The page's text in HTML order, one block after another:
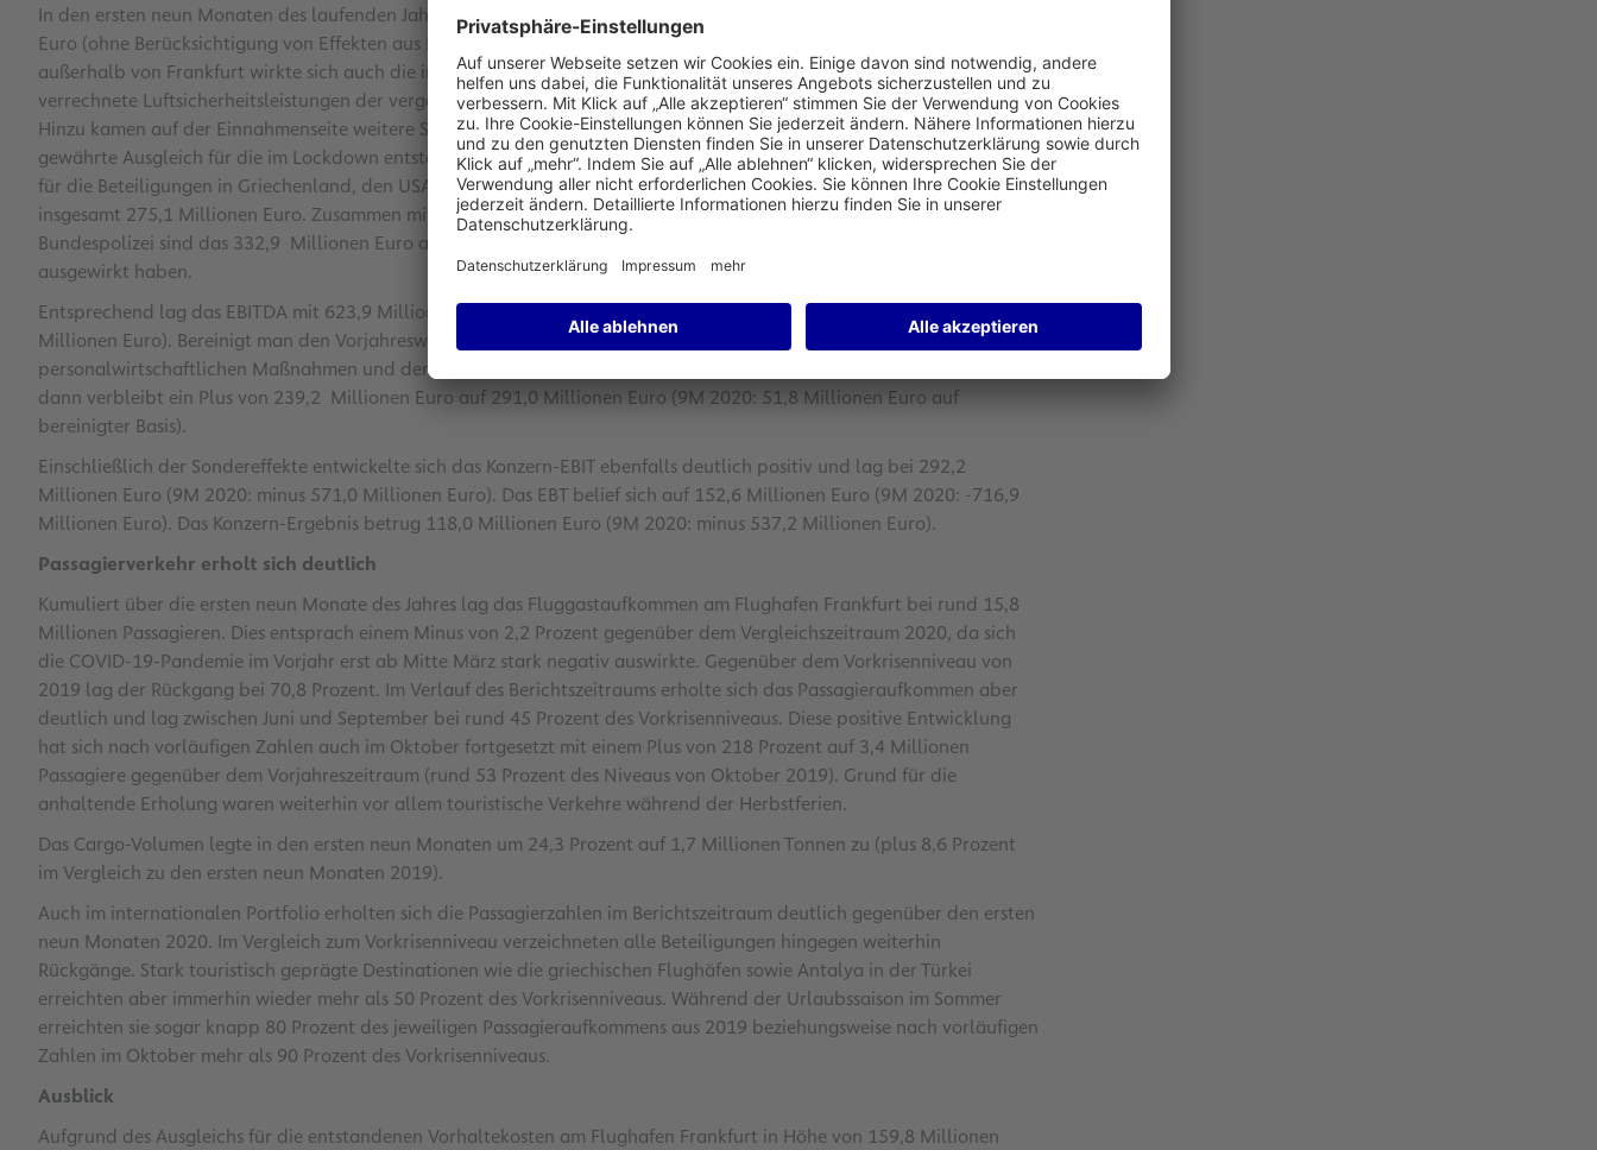
In den ersten neun Monaten des laufenden Jahres stieg der Konzern-Umsatz um 18,3 Prozent auf knapp 1,4 Milliarden
Euro (ohne Berücksichtigung von Effekten aus IFRIC 12). Neben dem Passagierplus in den Beteiligungen des Konzerns
außerhalb von Frankfurt wirkte sich auch die im ersten Quartal erfolgte Einigung mit der Bundespolizei über
verrechnete Luftsicherheitsleistungen der vergangenen Jahre mit 57,8 Millionen Euro positiv auf den Umsatz aus.
Hinzu kamen auf der Einnahmenseite weitere Sondereffekte: Der vom Bund und dem Land Hessen gleichermaßen
gewährte Ausgleich für die im Lockdown entstandenen Vorhaltekosten am Flughafen Frankfurt sowie Kompensationen
für die Beteiligungen in Griechenland, den USA und Slowenien erhöhten die sonstigen betrieblichen Erträge um
insgesamt 275,1 Millionen Euro. Zusammen mit dem Sondereffekt auf den Umsatz aufgrund der Einigung mit der
Bundespolizei sind das 332,9 Millionen Euro an Sondereffekten, die sich positiv auf das operative Ergebnis (EBITDA)
ausgewirkt haben.
Entsprechend lag das EBITDA mit 623,9 Millionen Euro wieder deutlich im positiven Bereich (9M 2020: minus 227,7
Millionen Euro). Bereinigt man den Vorjahreswert um den damaligen negativen Sondereffekt für die
personalwirtschaftlichen Maßnahmen und den Wert im Berichtszeitraum um die genannten positiven Sondereffekte,
dann verbleibt ein Plus von 239,2 Millionen Euro auf 291,0 Millionen Euro (9M 2020: 51,8 Millionen Euro auf
bereinigter Basis).
Einschließlich der Sondereffekte entwickelte sich das Konzern-EBIT ebenfalls deutlich positiv und lag bei 292,2
Millionen Euro (9M 2020: minus 571,0 Millionen Euro). Das EBT belief sich auf 152,6 Millionen Euro (9M 2020: -716,9
Millionen Euro). Das Konzern-Ergebnis betrug 118,0 Millionen Euro (9M 2020: minus 537,2 Millionen Euro).
Passagierverkehr erholt sich deutlich
Kumuliert über die ersten neun Monate des Jahres lag das Fluggastaufkommen am Flughafen Frankfurt bei rund 15,8
Millionen Passagieren. Dies entsprach einem Minus von 2,2 Prozent gegenüber dem Vergleichszeitraum 2020, da sich
die COVID-19-Pandemie im Vorjahr erst ab Mitte März stark negativ auswirkte. Gegenüber dem Vorkrisenniveau von
2019 lag der Rückgang bei 70,8 Prozent. Im Verlauf des Berichtszeitraums erholte sich das Passagieraufkommen aber
deutlich und lag zwischen Juni und September bei rund 45 Prozent des Vorkrisenniveaus. Diese positive Entwicklung
hat sich nach vorläufigen Zahlen auch im Oktober fortgesetzt mit einem Plus von 218 Prozent auf 3,4 Millionen
Passagiere gegenüber dem Vorjahreszeitraum (rund 53 Prozent des Niveaus von Oktober 2019). Grund für die
anhaltende Erholung waren weiterhin vor allem touristische Verkehre während der Herbstferien.
Das Cargo-Volumen legte in den ersten neun Monaten um 24,3 Prozent auf 1,7 Millionen Tonnen zu (plus 8,6 Prozent
im Vergleich zu den ersten neun Monaten 2019).
Auch im internationalen Portfolio erholten sich die Passagierzahlen im Berichtszeitraum deutlich gegenüber den ersten
neun Monaten 2020. Im Vergleich zum Vorkrisenniveau verzeichneten alle Beteiligungen hingegen weiterhin
Rückgänge. Stark touristisch geprägte Destinationen wie die griechischen Flughäfen sowie Antalya in der Türkei
erreichten aber immerhin wieder mehr als 50 Prozent des Vorkrisenniveaus. Während der Urlaubssaison im Sommer
erreichten sie sogar knapp 80 Prozent des jeweiligen Passagieraufkommens aus 2019 beziehungsweise nach vorläufigen
Zahlen im Oktober mehr als 90 Prozent des Vorkrisenniveaus.
Ausblick
Aufgrund des Ausgleichs für die entstandenen Vorhaltekosten am Flughafen Frankfurt in Höhe von 159,8 Millionen